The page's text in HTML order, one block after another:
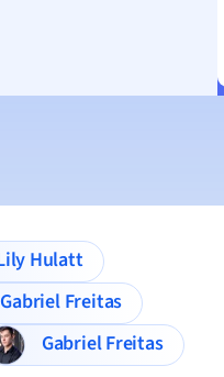
Lily Hulatt
Gabriel Freitas
Gabriel Freitas